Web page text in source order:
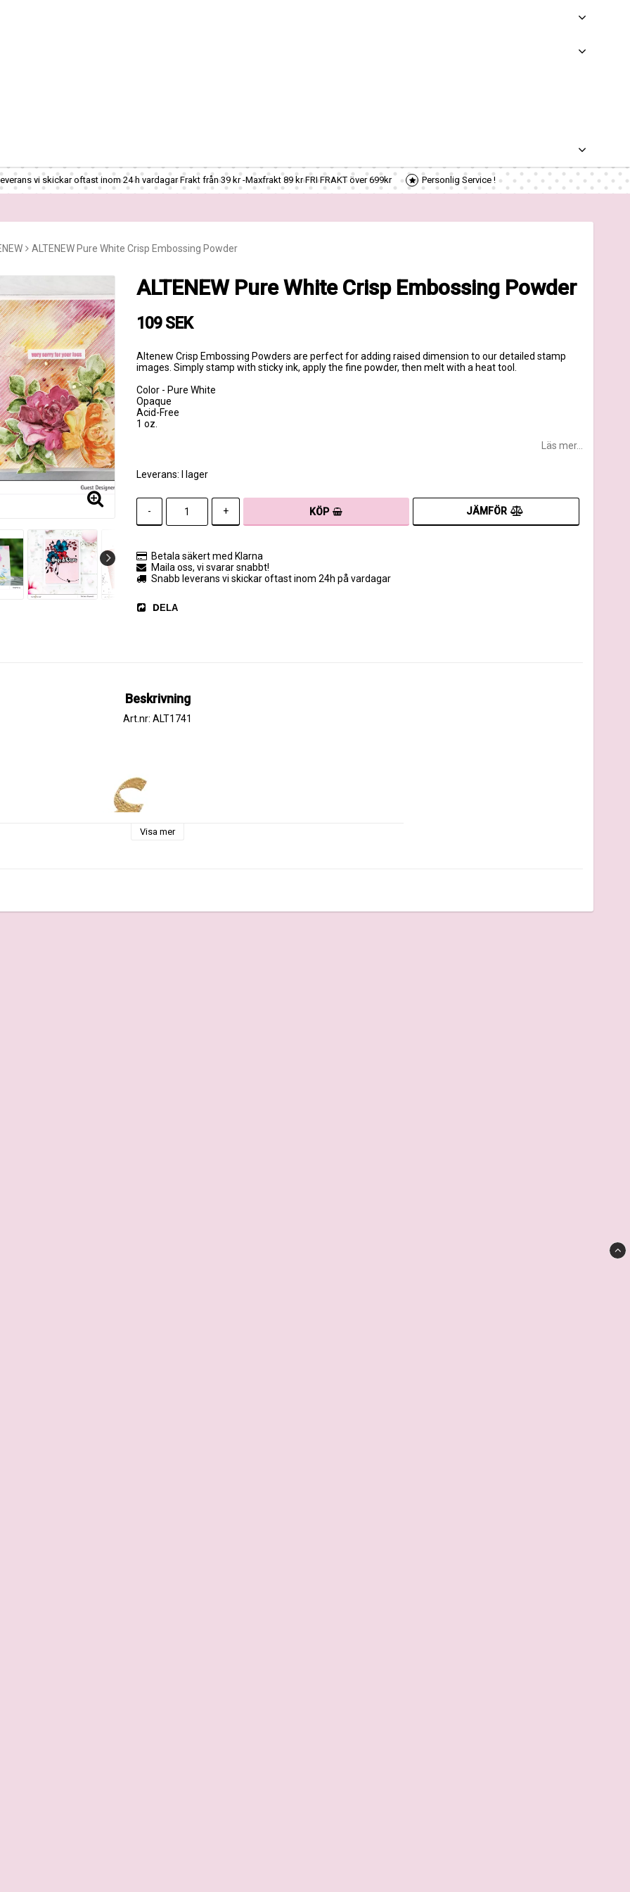
vi skickar oftast inom 24 h vardagar Frakt från 39 kr -Maxfrakt 89 kr FRI FRAKT över 699kr Personlig Service !
ALTENEW Pure White Crisp Embossing Powder
ALTENEW Pure White Crisp Embossing Powder
109 SEK
Altenew Crisp Embossing Powders are perfect for adding raised dimension to our detailed stamp
images. Simply stamp with sticky ink, apply the fine powder, then melt with a heat tool.
Color - Pure White
Opaque
Acid-Free
1 oz.
Läs mer...
Leverans: I lager
- + KÖP JÄMFÖR
Betala säkert med Klarna
Maila oss, vi svarar snabbt!
Snabb leverans vi skickar oftast inom 24h på vardagar
DELA
Beskrivning
Art.nr: ALT1741
Visa mer